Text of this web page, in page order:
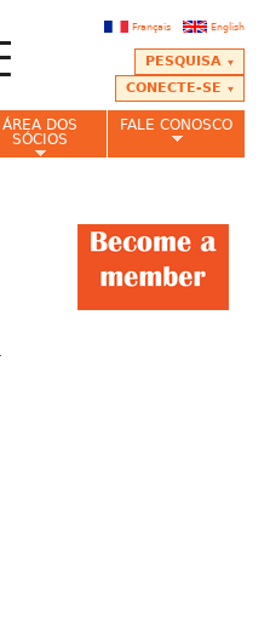
English
Français
PESQUISA
CONECTE-SE
ÁREA DOS
SÓCIOS
FALE CONOSCO